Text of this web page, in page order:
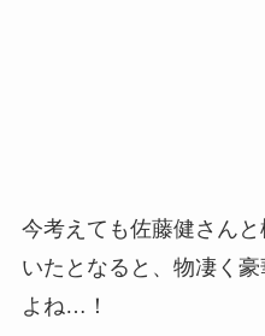
今考えても佐藤健さん
いたとなると、物凄く
よね…！